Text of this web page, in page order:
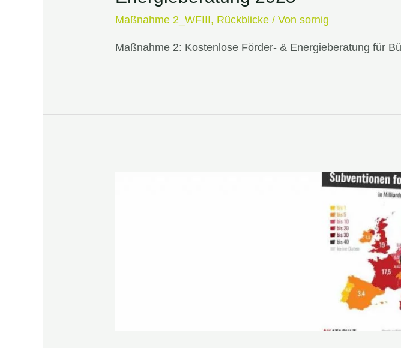
Maßnahme 2_WFIII, Rückblicke / Vonsornig
Maßnahme 2: Kostenlose Förder- & Energieberatung für